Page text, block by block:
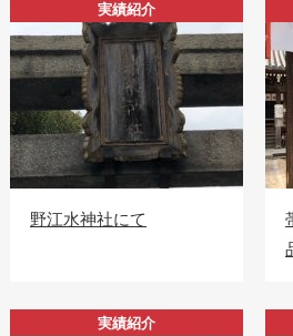
実績紹介
野江水神社にて
実績紹介